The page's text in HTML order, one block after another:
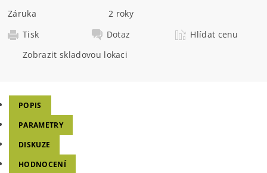
Záruka
2 roky
Tisk
Dotaz
Hlídat cenu
Zobrazit skladovou lokaci
POPIS
PARAMETRY
DISKUZE
HODNOCENÍ